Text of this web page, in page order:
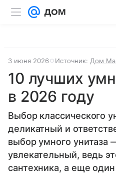
3 июня 2026 Источник: Дом
10 лучших
в 2026 году
Выбор классического
деликатный и
выбор умного унитаза
увлекательный, ведь
сантехника, а еще